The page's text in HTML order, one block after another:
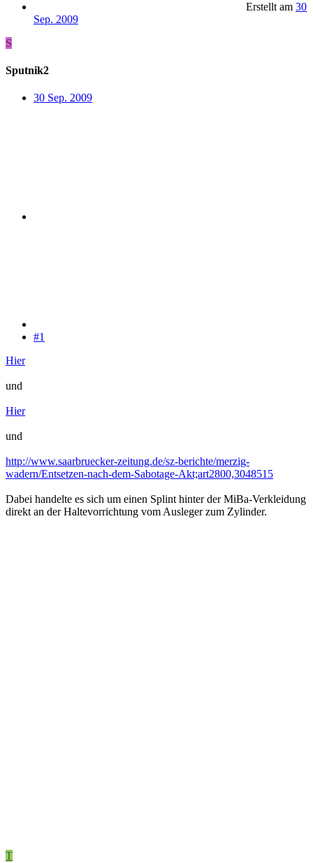
Erstellt am 30
Sep. 2009
S
Sputnik2
30 Sep. 2009
#1
Hier
und
Hier
und
http://www.saarbruecker-zeitung.de/sz-berichte/merzig-
wadern/Entsetzen-nach-dem-Sabotage-Akt;art2800,3048515
Dabei handelte es sich um einen Splint hinter der MiBa-Verkleidung
direkt an der Haltevorrichtung vom Ausleger zum Zylinder.
T